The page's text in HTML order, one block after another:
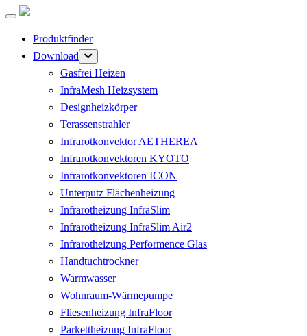
Produktfinder
Download
Gasfrei Heizen
InfraMesh Heizsystem
Designheizkörper
Terassenstrahler
Infrarotkonvektor AETHEREA
Infrarotkonvektoren KYOTO
Infrarotkonvektoren ICON
Unterputz Flächenheizung
Infrarotheizung InfraSlim
Infrarotheizung InfraSlim Air2
Infrarotheizung Performence Glas
Handtuchtrockner
Warmwasser
Wohnraum-Wärmepumpe
Fliesenheizung InfraFloor
Parkettheizung InfraFloor